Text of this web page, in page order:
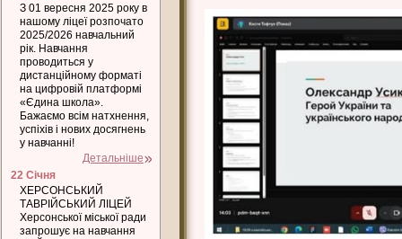
З 01 вересня 2025 року в
нашому ліцеї розпочато
2025/2026 навчальний
рік. Навчання
проводиться у
дистанційному форматі
на цифровій платформі
«Єдина школа».
Бажаємо всім натхнення,
успіхів і нових досягнень
у навчанні!
Детальніше
22 Січня
ХЕРСОНСЬКИЙ
ТАВРІЙСЬКИЙ ЛІЦЕЙ
Херсонської міської ради
запрошує на навчання